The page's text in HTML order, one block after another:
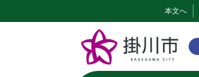
本文へ